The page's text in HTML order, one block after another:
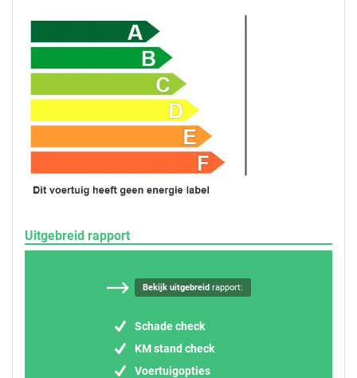
Uitgebreid rapport
Bekijk uitgebreidrapport:
Schade check
KM stand check
Voertuigopties